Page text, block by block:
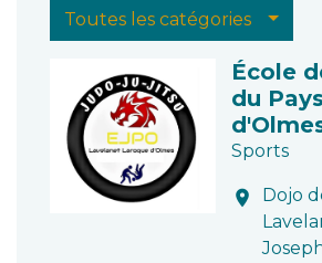
Toutes les catégories
École
du Pays
Sports
location_on
Dojo